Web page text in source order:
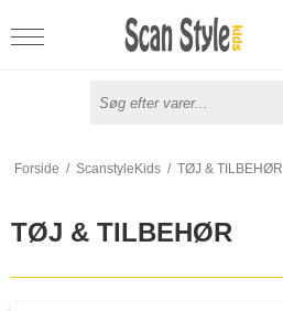
Forside / ScanstyleKids / TØJ & TILBEHØR
TØJ & TILBEHØR